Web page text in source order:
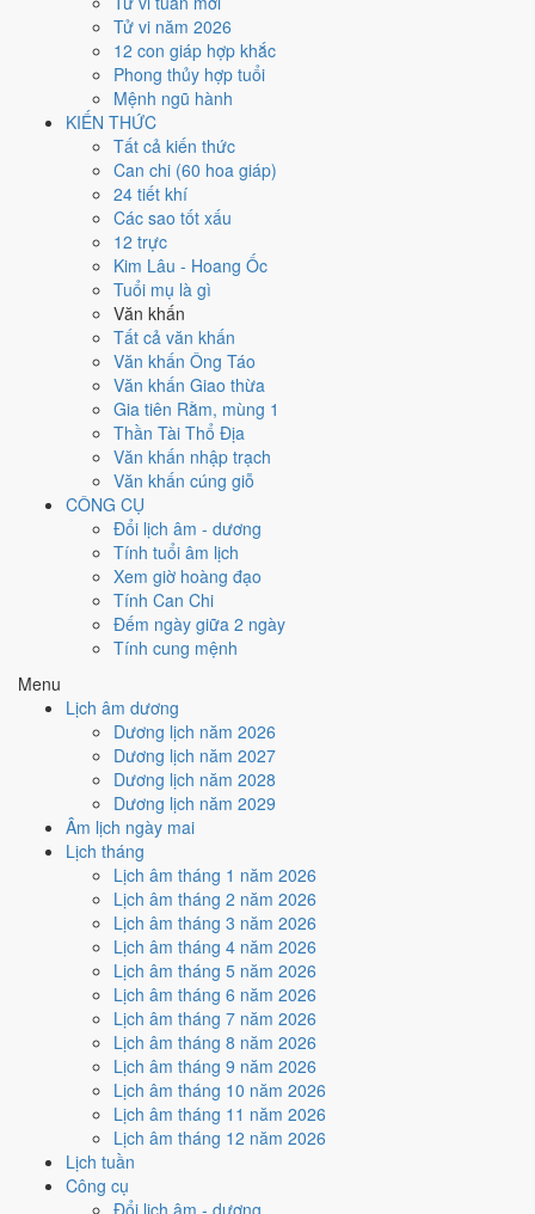
Tử vi năm 2026
12 con giáp hợp khắc
Phong thủy hợp tuổi
Mệnh ngũ hành
KIẾN THỨC
Tất cả kiến thức
Can chi (60 hoa giáp)
24 tiết khí
Các sao tốt xấu
12 trực
Kim Lâu - Hoang Ốc
Tuổi mụ là gì
Văn khấn
Tất cả văn khấn
Văn khấn Ông Táo
Văn khấn Giao thừa
Gia tiên Rằm, mùng 1
Thần Tài Thổ Địa
Văn khấn nhập trạch
Văn khấn cúng giỗ
CÔNG CỤ
Đổi lịch âm - dương
Tính tuổi âm lịch
Xem giờ hoàng đạo
Tính Can Chi
Đếm ngày giữa 2 ngày
Tính cung mệnh
Menu
Lịch âm dương
Dương lịch năm 2026
Dương lịch năm 2027
Dương lịch năm 2028
Dương lịch năm 2029
Âm lịch ngày mai
Lịch tháng
Lịch âm tháng 1 năm 2026
Lịch âm tháng 2 năm 2026
Lịch âm tháng 3 năm 2026
Lịch âm tháng 4 năm 2026
Lịch âm tháng 5 năm 2026
Lịch âm tháng 6 năm 2026
Lịch âm tháng 7 năm 2026
Lịch âm tháng 8 năm 2026
Lịch âm tháng 9 năm 2026
Lịch âm tháng 10 năm 2026
Lịch âm tháng 11 năm 2026
Lịch âm tháng 12 năm 2026
Lịch tuần
Công cụ
Đổi lịch âm - dương
Chu Tước hắc đạo. Điểm trung bình 7 việc chính chỉ
Ngày Hung, cần thận trọng với các quyết định lớn khó đảo
Mùi, Hợi, Tuấthợp ngày; tuổi
Ngày 21/8/2026 chỉ đạt3.6/10cho việc trọng đại. Có
để thay thế, xem mục xử lý bên dưới.
Ngày 21/8/2026 tốt hay xấu cho
việc gì?
Ngày 21/8/2026 đạt3.6/10trung bình cho 7 việc chính: cao nhất là
Mở kho - xuất hàng (5/10) , thấp nhất là
Nguy (ngày nguy hiểm, đầy biến động) và gặp Sao Chu Tước hắc đạo
nên điểm từng việc chênh nhau như bảng dưới.
Cưới hỏi - đính hôn
Trung bình
Cưới hỏi - đính hôn hôm nay ở
Cang và Ngày Hắc Đạogây bất lợi.
Cách tính ngày tốt
Khai trương - mở cửa hàng
Trung bình
Khai trương - mở cửa hàng hôm nay ở
Sao Cang và Ngày Hắc Đạo
Cách tính ngày tốt
3/10 Xấu
Ký hợp đồng - giao ước hôm nay ở
Nguy, Sao Cang và Ngày Hắc Đạo
Cách tính ngày tốt
Động thổ - khởi công
3 /10Xấu
Động thổ - khởi công hôm nay ở
Sao Cang và Ngày Hắc Đạogây bất lợi.
Cách tính ngày tốt
Nhập trạch - vào nhà mới
Trung bình
Nhập trạch - vào nhà mới hôm nay ở
Sao Cang và Ngày Hắc Đạogây bất lợi.
Cách tính ngày tốt
Mua xe - tậu xe
Xấu
Mua xe - tậu xe hôm nay ởmức xấu (3/10)
Ngày Hắc Đạogây bất lợi.
Cách tính ngày tốt
✈️
Xuất hành - đi xa